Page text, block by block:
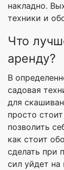
накладно.
техники и
Что
аренду?
В
садовая
для
просто
позволить
как стоит
сделать при
сил уйдет на